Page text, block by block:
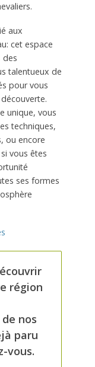
aux
cet espace
des
talentueux de
pour vous
unique, vous
techniques,
ou encore
vous êtes
ses formes
région
nos
paru
vous.